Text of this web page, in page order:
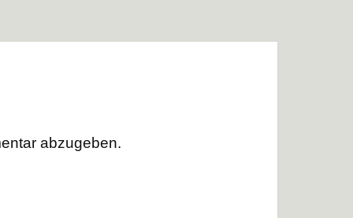
abzugeben.